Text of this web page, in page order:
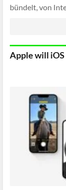
bündelt, von
Apple will